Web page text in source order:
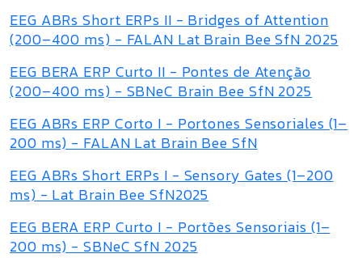
EEG ABRs Short ERPs II - Bridges of Attention
(200–400 ms) - FALAN Lat Brain Bee SfN 2025
EEG BERA ERP Curto II - Pontes de Atenção
(200–400 ms) - SBNeC Brain Bee SfN 2025
EEG ABRs ERP Corto I - Portones Sensoriales (1–
200 ms) - FALAN Lat Brain Bee SfN
EEG ABRs Short ERPs I - Sensory Gates (1–200
ms) - Lat Brain Bee SfN2025
EEG BERA ERP Curto I - Portões Sensoriais (1–
200 ms) - SBNeC SfN 2025